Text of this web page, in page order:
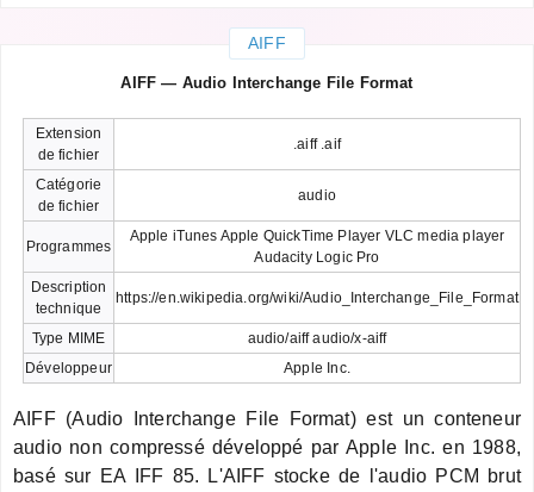
AIFF
AIFF — Audio Interchange File Format
Extension
de fichier
.aiff .aif
Catégorie
de fichier
audio
Programmes
Apple iTunes Apple QuickTime Player VLC media player
Audacity Logic Pro
Description
technique
https://en.wikipedia.org/wiki/Audio_Interchange_File_Format
Type MIME
audio/aiff audio/x-aiff
Développeur
Apple Inc.
AIFF (Audio Interchange File Format) est un conteneur
audio non compressé développé par Apple Inc. en 1988,
basé sur EA IFF 85. L'AIFF stocke de l'audio PCM brut